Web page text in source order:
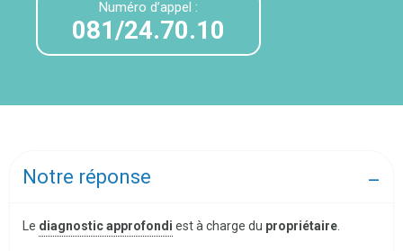
Numéro d’appel :
081/24.70.10
Notre réponse
Le diagnostic approfondi est à charge du propriétaire